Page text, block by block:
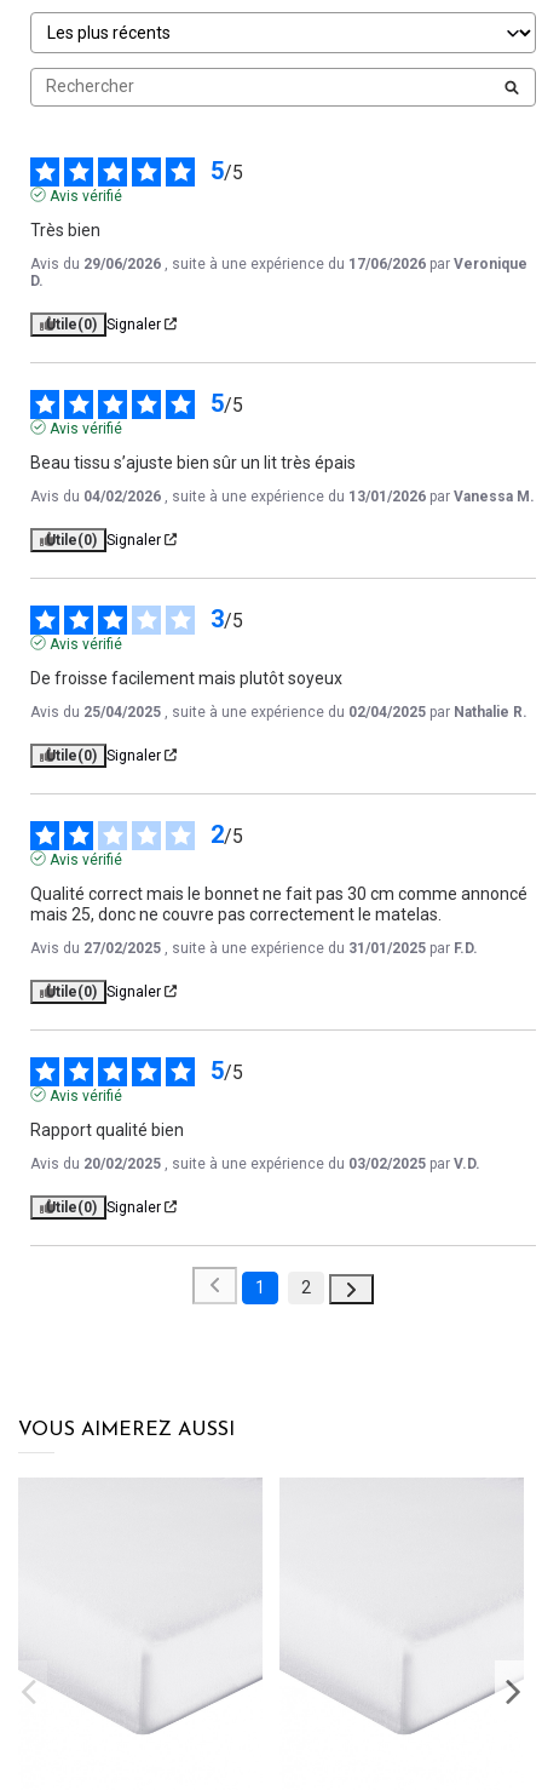
5/5
Avis vérifié
Très bien
Avis du 29/06/2026 , suite à une expérience du 17/06/2026 par Veronique
D.
Utile(0) Signaler
5/5
Avis vérifié
Beau tissu s’ajuste bien sûr un lit très épais
Avis du 04/02/2026 , suite à une expérience du 13/01/2026 par Vanessa M.
Utile(0) Signaler
3/5
Avis vérifié
De froisse facilement mais plutôt soyeux
Avis du 25/04/2025 , suite à une expérience du 02/04/2025 par Nathalie R.
Utile(0) Signaler
2/5
Avis vérifié
Qualité correct mais le bonnet ne fait pas 30 cm comme annoncé
mais 25, donc ne couvre pas correctement le matelas.
Avis du 27/02/2025 , suite à une expérience du 31/01/2025 par F.D.
Utile(0) Signaler
5/5
Avis vérifié
Rapport qualité bien
Avis du 20/02/2025 , suite à une expérience du 03/02/2025 par V.D.
Utile(0) Signaler
1 2
VOUS AIMEREZ AUSSI